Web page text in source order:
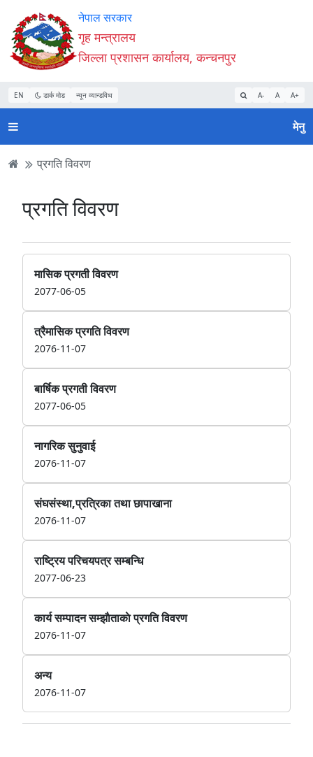
Accessibility
Mode
सुरु
गर्नुहोस्
सामाग्री
पढ्नुहाेस्
नेभिगेसन
पढ्नुहाेस्
वेबसाइट
खोजमा
जानुहोस्
नेपाल सरकार
गृह मन्त्रालय
जिल्ला प्रशासन कार्यालय, कन्चनपुर
EN डार्क मोड न्यून व्यान्डविथ A- A A+
मेनु
प्रगति विवरण
प्रगति विवरण
मासिक प्रगती विवरण
2077-06-05
त्रैमासिक प्रगति विवरण
2076-11-07
बार्षिक प्रगती विवरण
2077-06-05
नागरिक सुनुवाई
2076-11-07
संघसंस्था,प्रत्रिका तथा छापाखाना
2076-11-07
राष्ट्रिय परिचयपत्र सम्बन्धि
2077-06-23
कार्य सम्पादन सम्झाैताकाे प्रगति विवरण
2076-11-07
अन्य
2076-11-07